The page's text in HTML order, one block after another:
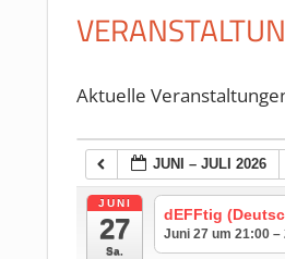
Aktuelle
JUNI – JULI 2026
JUNI
27
Sa.
dEFFtig
Juni 27 um 21:00 –